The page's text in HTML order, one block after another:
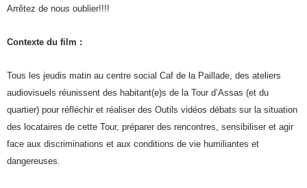
Arrêtez de nous oublier!!!!
Contexte du film :
Tous les jeudis matin au centre social Caf de la Paillade, des ateliers
audiovisuels réunissent des habitant(e)s de la Tour d’Assas (et du
quartier) pour réfléchir et réaliser des Outils vidéos débats sur la situation
des locataires de cette Tour, préparer des rencontres, sensibiliser et agir
face aux discriminations et aux conditions de vie humiliantes et
dangereuses.